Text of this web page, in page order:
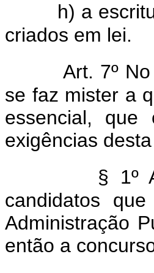
h) a
criados em lei.
Art. 7º
se faz mister a
essencial, que
exigências
§ 1º
candidatos
Administração
então a